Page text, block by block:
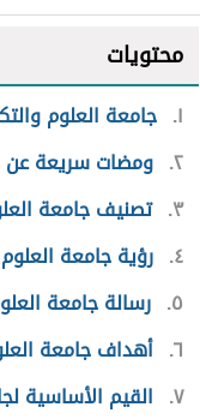
محتويات
١ جامعة العلوم
٢ ومضات سريعة عن
٣ تصنيف جامعة
٤ رؤية جامعة العلوم
٥ رسالة جامعة
٦ أهداف جامعة
٧ القيم الأساسية